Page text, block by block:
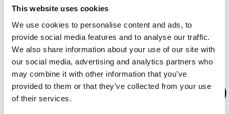
This website uses cookies
We use cookies to personalise content and ads, to
provide social media features and to analyse our traffic.
We also share information about your use of our site with
our social media, advertising and analytics partners who
may combine it with other information that you’ve
provided to them or that they’ve collected from your use
of their services.
Om fonden